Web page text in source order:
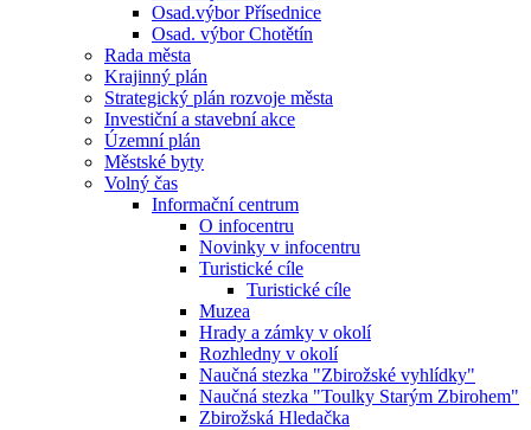
Osad.výbor Přísednice
Osad. výbor Chotětín
Rada města
Krajinný plán
Strategický plán rozvoje města
Investiční a stavební akce
Územní plán
Městské byty
Volný čas
Informační centrum
O infocentru
Novinky v infocentru
Turistické cíle
Turistické cíle
Muzea
Hrady a zámky v okolí
Rozhledny v okolí
Naučná stezka "Zbirožské vyhlídky"
Naučná stezka "Toulky Starým Zbirohem"
Zbirožská Hledačka